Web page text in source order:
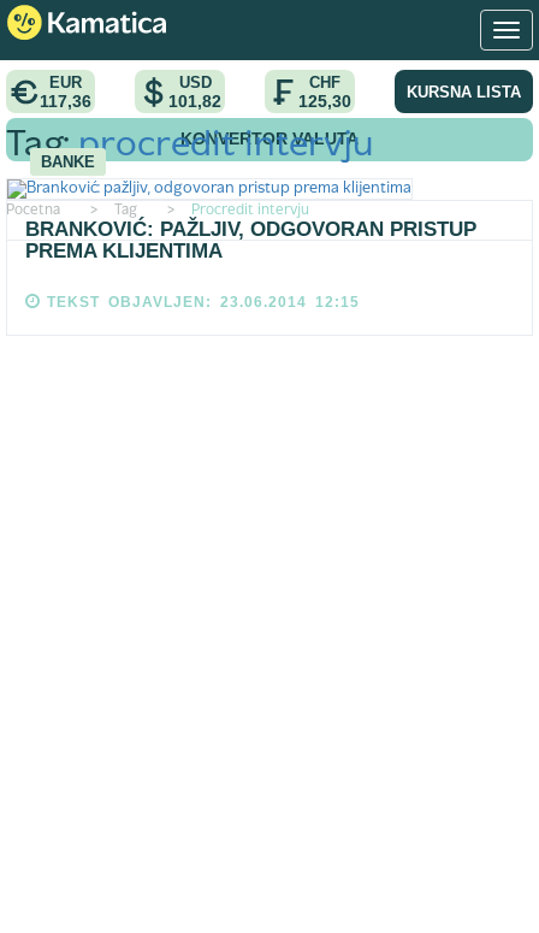
EUR
117,36
USD
101,82
CHF
125,30 KURSNA LISTA
KONVERTOR VALUTA
Pocetna > Tag > Procredit intervju
Tag:procredit intervju
BANKE
BRANKOVIĆ: PAŽLJIV, ODGOVORAN PRISTUP
PREMA KLIJENTIMA
TEKST OBJAVLJEN: 23.06.2014 12:15